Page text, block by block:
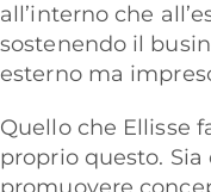
all’interno che
sostenendo il
esterno ma
Quello che Ellisse
proprio questo.